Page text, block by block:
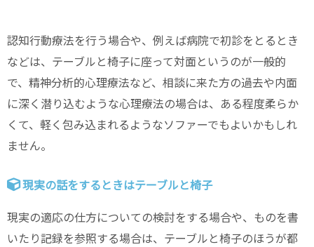
認知行動療法を行う場合や、例えば病院で初診をとるとき
などは、テーブルと椅子に座って対面というのが一般的
で、精神分析的心理療法など、相談に来た方の過去や内面
に深く潜り込むような心理療法の場合は、ある程度柔らか
くて、軽く包み込まれるようなソファーでもよいかもしれ
ません。
現実の話をするときはテーブルと椅子
現実の適応の仕方についての検討をする場合や、ものを書
いたり記録を参照する場合は、テーブルと椅子のほうが都